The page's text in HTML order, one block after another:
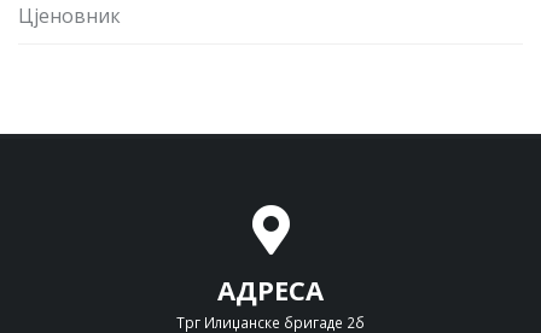
Цјеновник
АДРЕСА
Трг Илиџанске бригаде 2б